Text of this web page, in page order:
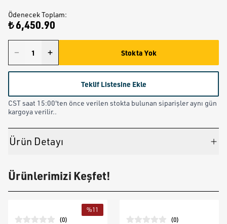
Ödenecek Toplam:
₺ 6,450.90
Stokta Yok
Teklif Listesine Ekle
CST saat 15:00'ten önce verilen stokta bulunan siparişler aynı gün
kargoya verilir..
Ürün Detayı
Ürünlerimizi Keşfet!
%11
(0) (0)